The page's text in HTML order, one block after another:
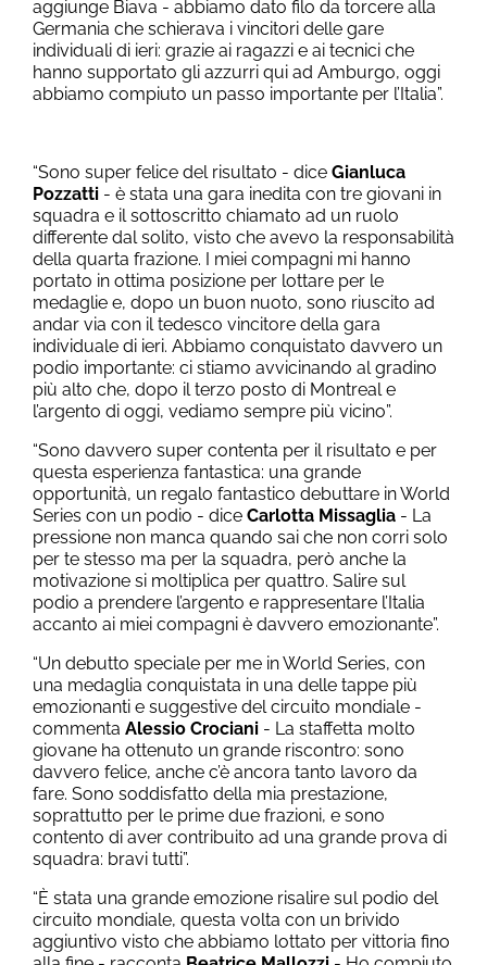
aggiunge Biava - abbiamo dato filo da torcere alla
Germania che schierava i vincitori delle gare
individuali di ieri: grazie ai ragazzi e ai tecnici che
hanno supportato gli azzurri qui ad Amburgo, oggi
abbiamo compiuto un passo importante per l’Italia”.
“Sono super felice del risultato - dice Gianluca
Pozzatti - è stata una gara inedita con tre giovani in
squadra e il sottoscritto chiamato ad un ruolo
differente dal solito, visto che avevo la responsabilità
della quarta frazione. I miei compagni mi hanno
portato in ottima posizione per lottare per le
medaglie e, dopo un buon nuoto, sono riuscito ad
andar via con il tedesco vincitore della gara
individuale di ieri. Abbiamo conquistato davvero un
podio importante: ci stiamo avvicinando al gradino
più alto che, dopo il terzo posto di Montreal e
l’argento di oggi, vediamo sempre più vicino”.
“Sono davvero super contenta per il risultato e per
questa esperienza fantastica: una grande
opportunità, un regalo fantastico debuttare in World
Series con un podio - dice Carlotta Missaglia - La
pressione non manca quando sai che non corri solo
per te stesso ma per la squadra, però anche la
motivazione si moltiplica per quattro. Salire sul
podio a prendere l’argento e rappresentare l’Italia
accanto ai miei compagni è davvero emozionante”.
“Un debutto speciale per me in World Series, con
una medaglia conquistata in una delle tappe più
emozionanti e suggestive del circuito mondiale -
commenta Alessio Crociani - La staffetta molto
giovane ha ottenuto un grande riscontro: sono
davvero felice, anche c’è ancora tanto lavoro da
fare. Sono soddisfatto della mia prestazione,
soprattutto per le prime due frazioni, e sono
contento di aver contribuito ad una grande prova di
squadra: bravi tutti”.
“È stata una grande emozione risalire sul podio del
circuito mondiale, questa volta con un brivido
aggiuntivo visto che abbiamo lottato per vittoria fino